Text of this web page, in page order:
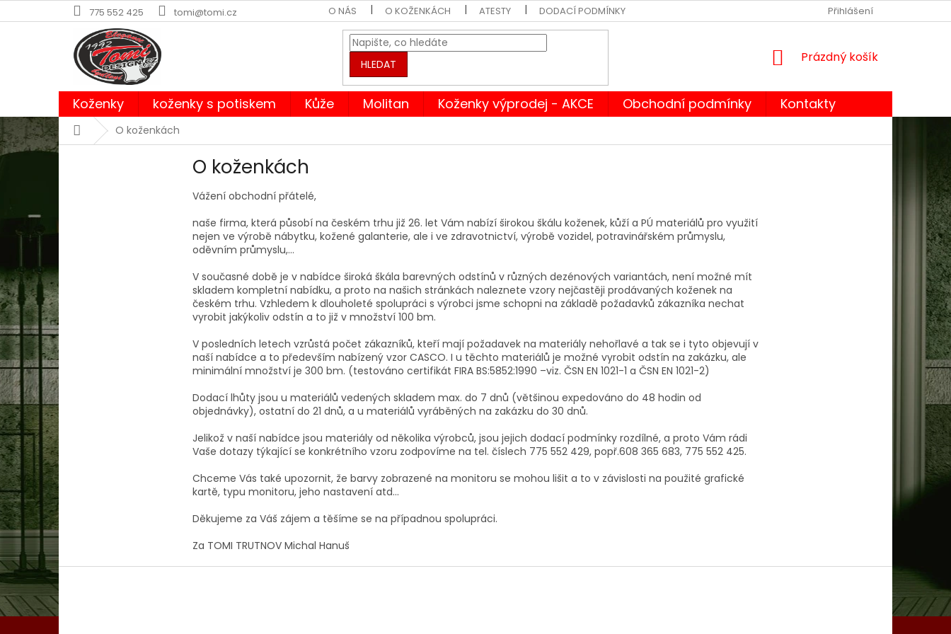
na
775 552 425 tomi@tomi.cz O NÁS O KOŽENKÁCH ATESTY DODACÍ PODMÍNKY PODMÍNKY OCHRANY OSOBNÍCH
Přihlášení
HLEDAT
NÁKUPNÍ
Prázdný košík
Koženky koženky s potiskem Kůže Molitan Koženky výprodej - AKCE Obchodní podmínky Kontakty
DomůO koženkách
O koženkách
Vážení obchodní přátelé,
naše firma, která působí na českém trhu již 26. let Vám nabízí širokou škálu koženek, kůží a PÚ materiálů pro využití
nejen ve výrobě nábytku, kožené galanterie, ale i ve zdravotnictví, výrobě vozidel, potravinářském průmyslu,
oděvním průmyslu,…
V současné době je v nabídce široká škála barevných odstínů v různých dezénových variantách, není možné mít
skladem kompletní nabídku, a proto na našich stránkách naleznete vzory nejčastěji prodávaných koženek na
českém trhu. Vzhledem k dlouholeté spolupráci s výrobci jsme schopni na základě požadavků zákazníka nechat
vyrobit jakýkoliv odstín a to již v množství 100 bm.
V posledních letech vzrůstá počet zákazníků, kteří mají požadavek na materiály nehořlavé a tak se i tyto objevují v
naší nabídce a to především nabízený vzor CASCO. I u těchto materiálů je možné vyrobit odstín na zakázku, ale
minimální množství je 300 bm. (testováno certifikát FIRA BS:5852:1990 –viz. ČSN EN 1021-1 a ČSN EN 1021-2)
Dodací lhůty jsou u materiálů vedených skladem max. do 7 dnů (většinou expedováno do 48 hodin od
objednávky), ostatní do 21 dnů, a u materiálů vyráběných na zakázku do 30 dnů.
Jelikož v naší nabídce jsou materiály od několika výrobců, jsou jejich dodací podmínky rozdílné, a proto Vám rádi
Vaše dotazy týkající se konkrétního vzoru zodpovíme na tel. číslech 775 552 429, popř.608 365 683, 775 552 425.
Chceme Vás také upozornit, že barvy zobrazené na monitoru se mohou lišit a to v závislosti na použité grafické
kartě, typu monitoru, jeho nastavení atd...
Děkujeme za Váš zájem a těšíme se na případnou spolupráci.
Za TOMI TRUTNOV Michal Hanuš
Z
á
p
a